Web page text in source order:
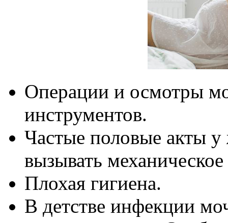
Операции и осмотры
инструментов.
Частые половые акты
вызывать
Плохая гигиена.
В детстве инфекции